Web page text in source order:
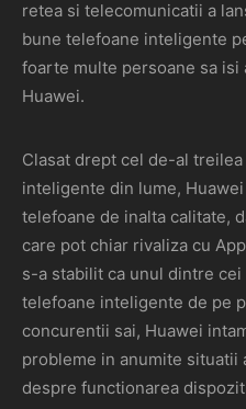
retea si telecomunicatii a
bune telefoane inteligente
foarte multe persoane sa isi
Huawei.
Clasat drept cel de-al
inteligente din lume,
telefoane de inalta calitate,
care pot chiar rivaliza cu
s-a stabilit ca unul dintre
telefoane inteligente de pe
concurentii sai, Huawei
probleme in anumite situatii
despre functionarea